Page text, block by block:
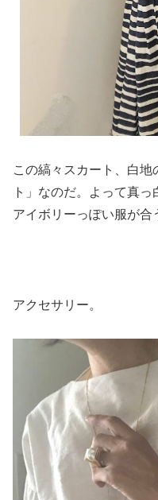
この縞々スカート、白地
ト」なのだ。よって真
アイボリーっぽい服が合
アクセサリー。